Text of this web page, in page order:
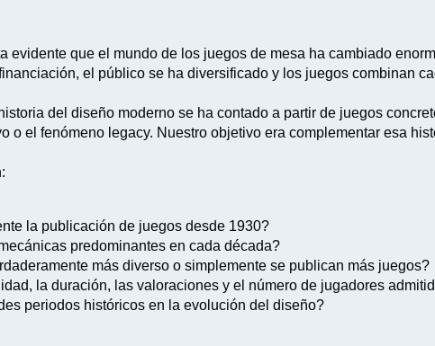
evidente que el mundo de los juegos de mesa ha cambiado
el público se ha diversificado y los juegos combinan
del diseño moderno se ha contado a partir de juegos
o el fenómeno legacy. Nuestro objetivo era complementar esa
la publicación de juegos desde 1930?
predominantes en cada década?
más diverso o simplemente se publican más juegos?
la duración, las valoraciones y el número de jugadores
periodos históricos en la evolución del diseño?